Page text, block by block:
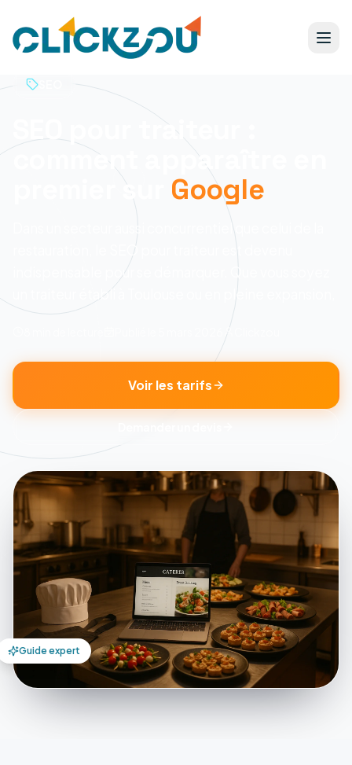
SEO pour traiteur :
comment apparaître en
premier sur
Google
Dans un secteur aussi concurrentiel que celui de la
restauration, le SEO pour traiteur est devenu
indispensable pour se démarquer. Que vous soyez
un traiteur établi à Toulouse ou en pleine expansion,
Voir les tarifs
Guide expert